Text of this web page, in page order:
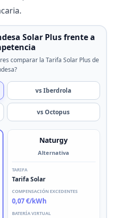
Solar Plus frente a
comparar la Tarifa Solar Plus de
vs Iberdrola
vs Octopus
Naturgy
Alternativa
TARIFA
Tarifa Solar
COMPENSACIÓN EXCEDENTES
0,07 €/kWh
BATERÍA VIRTUAL